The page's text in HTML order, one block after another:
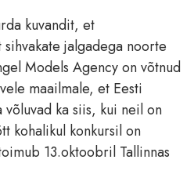
kuvandit, et
jalgadega noorte
Models Agency on võtnud
maailmale, et Eesti
võluvad ka siis, kui neil on
kohalikul konkursil on
13.oktoobril Tallinnas